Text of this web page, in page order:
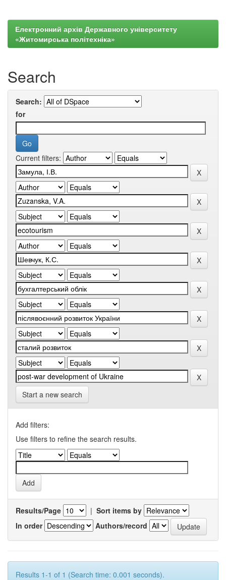
Електронний архів Державного університету
«Житомирська політехніка»
Search
Search:
for
Current filters:
Start a new search
Add filters:
Use filters to refine the search results.
Results/Page | Sort items by
In order
Authors/record
Results 1-1 of 1 (Search time: 0.001 seconds).